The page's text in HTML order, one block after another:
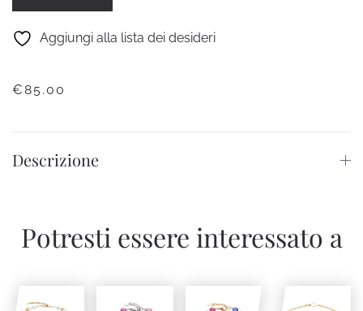
Rosa
quantitàAggiungi alla lista dei desideri
€85.00
Descrizione
Potresti essere interessato a